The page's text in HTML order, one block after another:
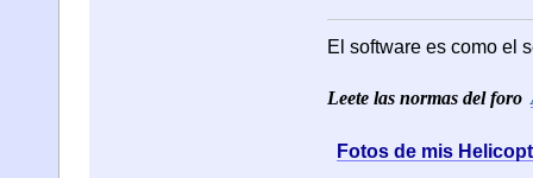
El software es como el
Leete las normas del foro
Fotos de mis